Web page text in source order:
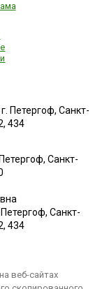
Петергоф, Санкт-
434
Санкт-
, Санкт-
434
веб-сайтах